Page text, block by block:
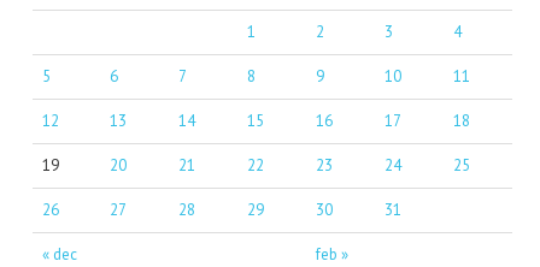
« dec feb »
1 2 3 4
5 6 7 8 9 10 11
12 13 14 15 16 17 18
19 20 21 22 23 24 25
26 27 28 29 30 31